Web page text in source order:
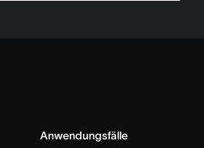
Anwendungsfälle